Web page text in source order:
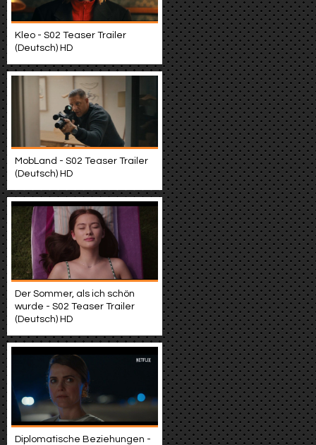
Kleo - S02 Teaser Trailer
(Deutsch) HD
MobLand - S02 Teaser Trailer
(Deutsch) HD
Der Sommer, als ich schön
wurde - S02 Teaser Trailer
(Deutsch) HD
Diplomatische Beziehungen -